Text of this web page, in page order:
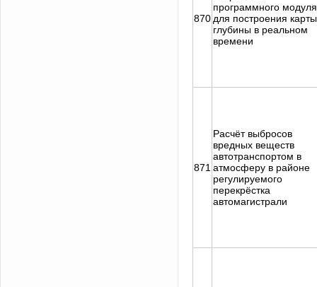
870
программного модуля
для построения карты
глубины в реальном
времени
871
Расчёт выбросов
вредных веществ
автотранспортом в
атмосферу в районе
регулируемого
перекрёстка
автомагистрали